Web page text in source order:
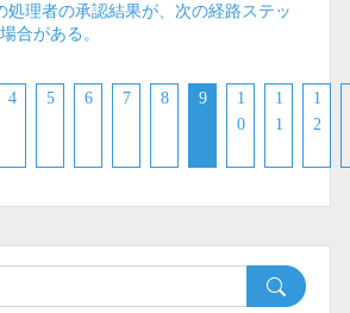
処理者の承認結果が、次の経路ステッ
合がある。
4 5 6 7 8 9
1
0
1
1
1
2